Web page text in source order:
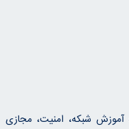
آموزش شبکه، امنیت، مجازی